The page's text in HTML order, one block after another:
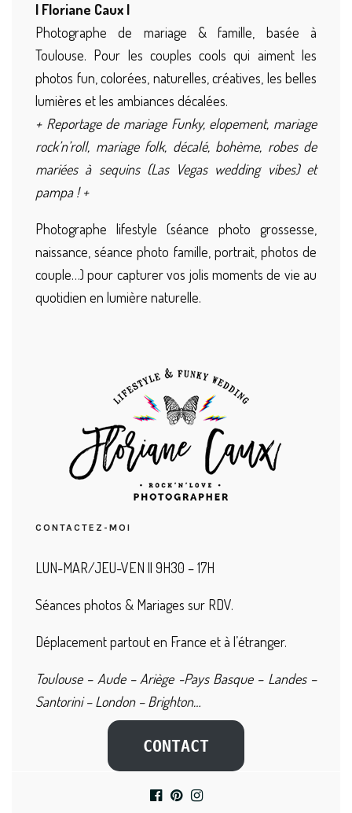
| Floriane Caux |
Photographe de mariage & famille, basée à
Toulouse. Pour les couples cools qui aiment les
photos fun, colorées, naturelles, créatives, les belles
lumières et les ambiances décalées.
+ Reportage de mariage Funky, elopement, mariage
rock’n’roll, mariage folk, décalé, bohème, robes de
mariées à sequins (Las Vegas wedding vibes) et
pampa ! +
Photographe lifestyle (séance photo grossesse,
naissance, séance photo famille, portrait, photos de
couple…) pour capturer vos jolis moments de vie au
quotidien en lumière naturelle.
CONTACTEZ-MOI
LUN-MAR/JEU-VEN || 9H30 – 17H
Séances photos & Mariages sur RDV.
Déplacement partout en France et à l’étranger.
Toulouse – Aude – Ariège -Pays Basque – Landes –
Santorini – London – Brighton…
CONTACT